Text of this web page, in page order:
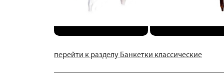
перейти к разделу Банкетки классические